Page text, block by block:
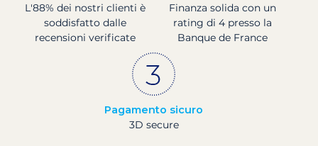
L'88% dei nostri clienti è
soddisfatto dalle
recensioni verificate
Finanza solida con un
rating di 4 presso la
Banque de France
Pagamento sicuro
3D secure